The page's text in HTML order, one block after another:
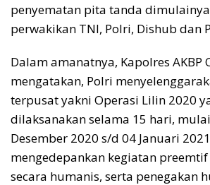
penyematan pita tanda
perwakikan TNI, Polri, Dishub dan
Dalam amanatnya, Kapolres AKBP
mengatakan, Polri
terpusat yakni Operasi Lilin 2020
dilaksanakan selama 15 hari,
Desember 2020 s/d 04 Januari
mengedepankan kegiatan
secara humanis, serta penegakan